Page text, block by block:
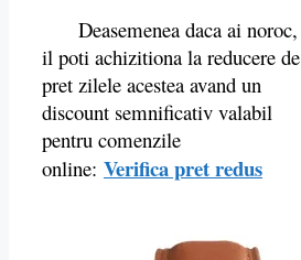
Deasemenea daca ai noroc,
il poti achizitiona la reducere de
pret zilele acestea avand un
discount semnificativ valabil
pentru comenzile
online: Verifica pret redus